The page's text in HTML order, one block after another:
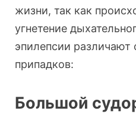
жизни, так как
угнетение
эпилепсии
припадков:
Большой